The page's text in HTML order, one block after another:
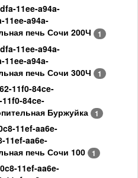
11ee-a94a-
11ee-a94a-
печь Сочи 200Ч
1
11ee-a94a-
11ee-a94a-
печь Сочи 300Ч
1
11f0-84ce-
84ce-
Буржуйка
1
11ef-aa6e-
11ef-aa6e-
печь Сочи 100
1
11ef-aa6e-